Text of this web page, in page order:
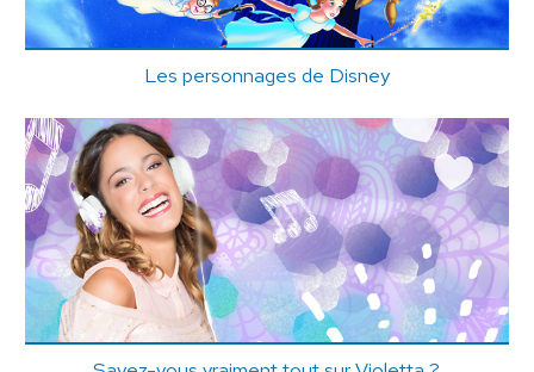
Les personnages de Disney